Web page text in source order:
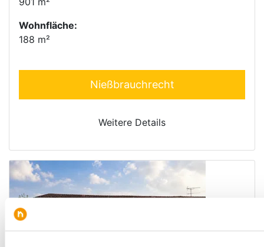
Wohnfläche:
188 m²
Nießbrauchrecht
Weitere Details